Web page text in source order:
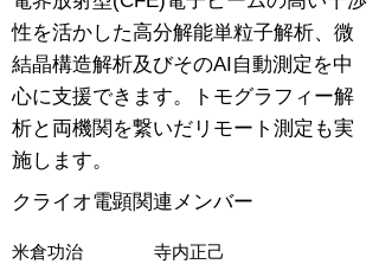
性を活かした高分解能単粒子解析、微
結晶構造解析及びそのAI自動測定を中
心に支援できます。トモグラフィー解
析と両機関を繋いだリモート測定も実
施します。
クライオ電顕関連メンバー
米倉功治 寺内正己